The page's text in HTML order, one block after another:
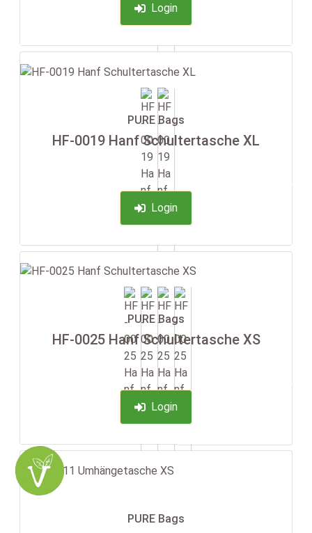
Login
PURE Bags
HF-0019 Hanf Schultertasche XL
Login
-35%
PURE Bags
HF-0025 Hanf Schultertasche XS
Login
-35%
PURE Bags